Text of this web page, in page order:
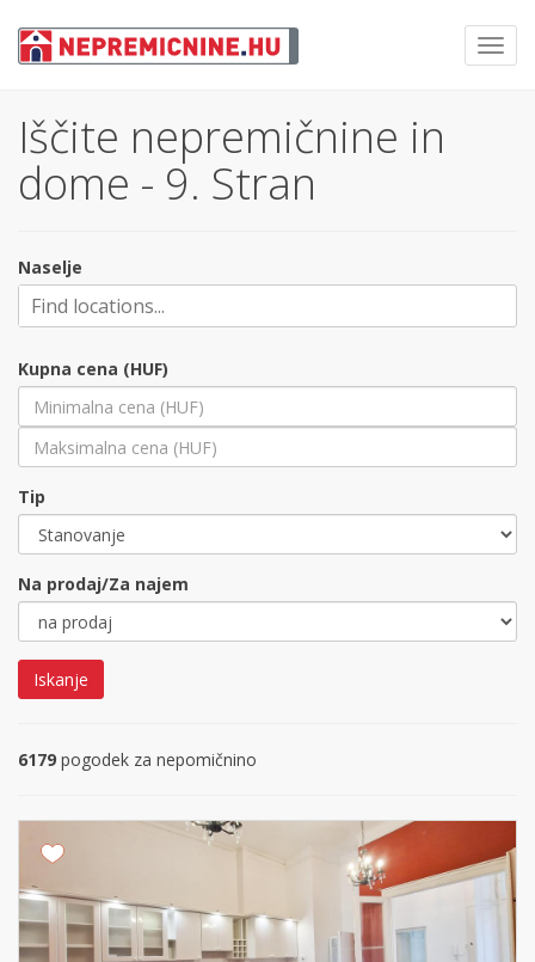
Iščite nepremičnine in
dome - 9. Stran
Naselje
Kupna cena (HUF)
Tip
Na prodaj/Za najem
Iskanje
6179 pogodek za nepomičnino